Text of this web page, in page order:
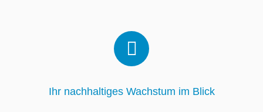
Ihr nachhaltiges Wachstum im Blick